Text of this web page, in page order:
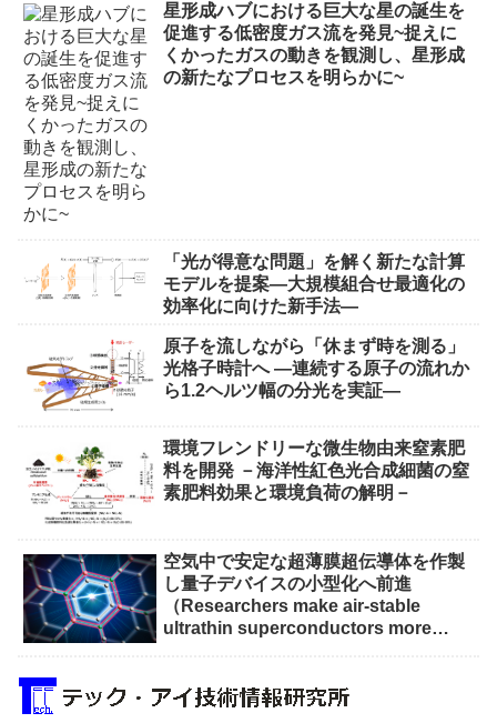
星形成ハブにおける巨大な星の誕生を
促進する低密度ガス流を発見~捉えに
くかったガスの動きを観測し、星形成
の新たなプロセスを明らかに~
「光が得意な問題」を解く新たな計算
モデルを提案―大規模組合せ最適化の
効率化に向けた新手法―
原子を流しながら「休まず時を測る」
光格子時計へ ―連続する原子の流れか
ら1.2ヘルツ幅の分光を実証―
環境フレンドリーな微生物由来窒素肥
料を開発 －海洋性紅色光合成細菌の窒
素肥料効果と環境負荷の解明－
空気中で安定な超薄膜超伝導体を作製
し量子デバイスの小型化へ前進
（Researchers make air-stable
ultrathin superconductors more